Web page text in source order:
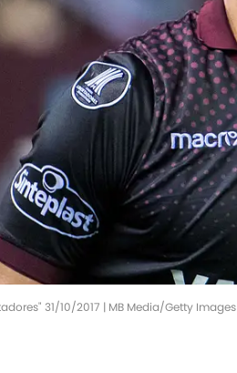
31/10/2017 | MB Media/Getty Images